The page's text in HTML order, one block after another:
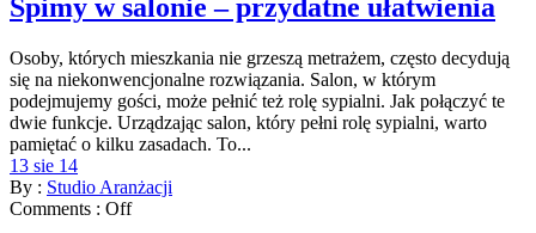
Śpimy w salonie – przydatne ułatwienia
Osoby, których mieszkania nie grzeszą metrażem, często decydują
się na niekonwencjonalne rozwiązania. Salon, w którym
podejmujemy gości, może pełnić też rolę sypialni. Jak połączyć te
dwie funkcje. Urządzając salon, który pełni rolę sypialni, warto
pamiętać o kilku zasadach. To...
13 sie 14
By : Studio Aranżacji
Comments : Off